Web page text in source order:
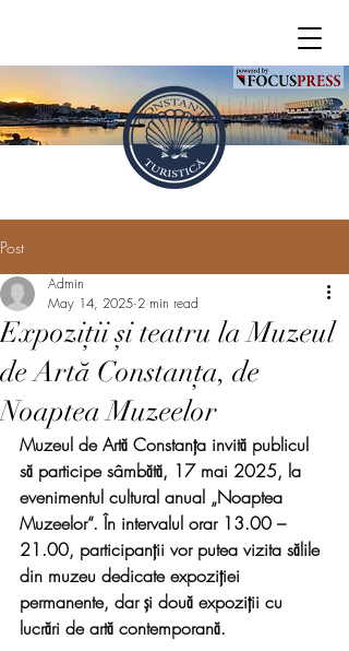
Post
Expoziții și teatru la Muzeul
de Artă Constanța, de
Noaptea Muzeelor
Admin
May 14, 2025 2 min read
Muzeul de Artă Constanța invită publicul
să participe sâmbătă, 17 mai 2025, la
evenimentul cultural anual „Noaptea
Muzeelor“. În intervalul orar 13.00 –
21.00, participanții vor putea vizita sălile
din muzeu dedicate expoziției
permanente, dar și două expoziții cu
lucrări de artă contemporană.